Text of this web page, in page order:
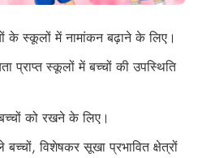
के स्कूलों में नामांकन बढ़ाने के लिए।
प्राप्त स्कूलों में बच्चों की उपस्थिति
को रखने के लिए।
विशेषकर सूखा प्रभावित क्षेत्रों